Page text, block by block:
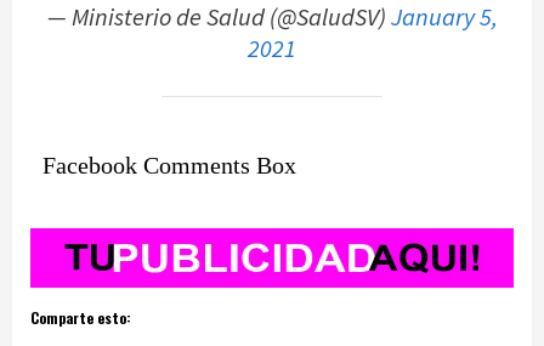
— Ministerio de Salud (@SaludSV)January 5,
2021
Facebook Comments Box
Comparte esto: